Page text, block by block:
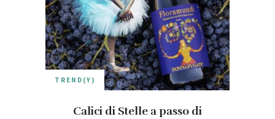
TREND(Y)
Calici di Stelle a passo di